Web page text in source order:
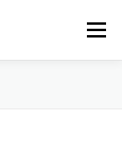
Menü